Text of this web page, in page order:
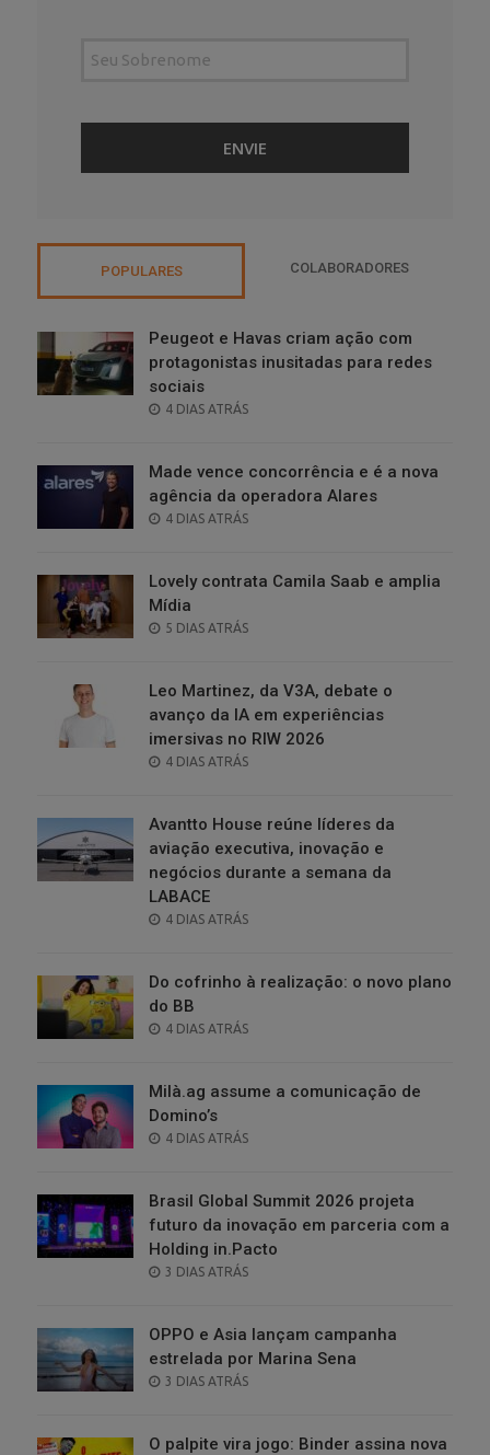
POPULARES COLABORADORES
Peugeot e Havas criam ação com
protagonistas inusitadas para redes
sociais
POSTED
4 DIAS ATRÁS
Made vence concorrência e é a nova
agência da operadora Alares
POSTED
4 DIAS ATRÁS
Lovely contrata Camila Saab e amplia
Mídia
POSTED
5 DIAS ATRÁS
Leo Martinez, da V3A, debate o
avanço da IA em experiências
imersivas no RIW 2026
POSTED
4 DIAS ATRÁS
Avantto House reúne líderes da
aviação executiva, inovação e
negócios durante a semana da
LABACE
POSTED
4 DIAS ATRÁS
Do cofrinho à realização: o novo plano
do BB
POSTED
4 DIAS ATRÁS
Milà.ag assume a comunicação de
Domino’s
POSTED
4 DIAS ATRÁS
Brasil Global Summit 2026 projeta
futuro da inovação em parceria com a
Holding in.Pacto
POSTED
3 DIAS ATRÁS
OPPO e Asia lançam campanha
estrelada por Marina Sena
POSTED
3 DIAS ATRÁS
O palpite vira jogo: Binder assina nova